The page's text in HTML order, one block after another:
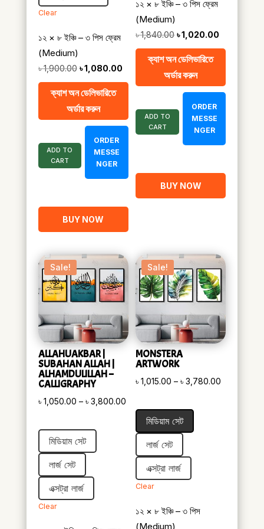
Clear
১২ × ৮ ইঞ্চি – ৩ পিস ফ্রেম
(Medium)
৳1,900.00 Original
price
was:
৳ 1,900.00.
৳1,080.00Current
price
৳ 1,080.00.
ক্যাশ অন ডেলিভারিতে
অর্ডার করুন
ADD TO
CART
ORDER
MESSE
NGER
BUY NOW
১২ × ৮ ইঞ্চি – ৩ পিস ফ্রেম
(Medium)
৳1,840.00 Original
price
was:
৳ 1,840.00.
৳1,020.00
price
ক্যাশ অন ডেলিভারিতে
অর্ডার করুন
ADD TO
CART
ORDER
MESSE
NGER
BUY NOW
Sale!
ALLAHUAKBAR |
SUBAHAN ALLAH |
ALHAMDULILLAH –
CALLIGRAPHY
৳ 1,050.00 – ৳ 3,800.00Price
range:
৳ 1,050.00
through
৳ 3,800.00
মিডিয়াম সেট
লার্জ সেট
এক্সট্রা লার্জ
Clear
Sale!
MONSTERA
ARTWORK
৳1,015.00 – ৳3,780.00
মিডিয়াম সেট
লার্জ সেট
এক্সট্রা লার্জ
Clear
১২ × ৮ ইঞ্চি – ৩ পিস
(Medium)